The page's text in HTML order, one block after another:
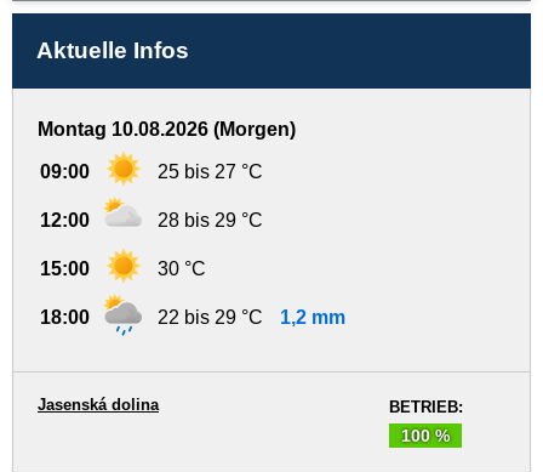
Aktuelle Infos
Montag 10.08.2026 (Morgen)
09:00 25 bis 27 °C
12:00 28 bis 29 °C
15:00 30 °C
18:00 22 bis 29 °C 1,2 mm
BETRIEB:
100 %
Jasenská dolina